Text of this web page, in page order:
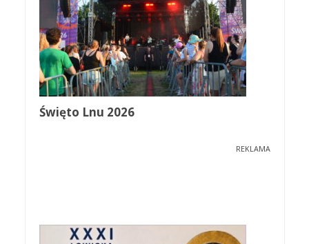
Święto Lnu 2026
REKLAMA